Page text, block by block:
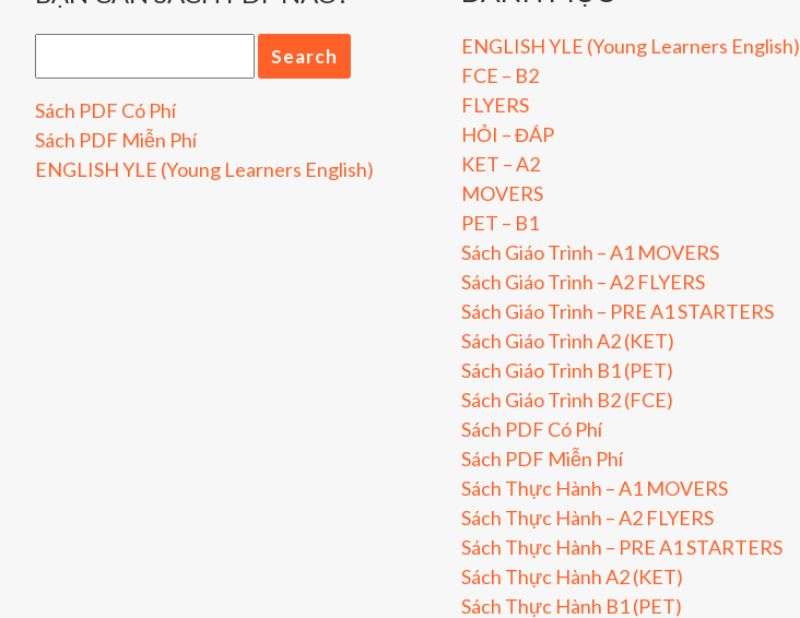
Sách PDF Có Phí
Sách PDF Miễn Phí
ENGLISH YLE (Young Learners English)
ENGLISH YLE (Young Learners English)
FCE – B2
FLYERS
HỎI – ĐÁP
KET – A2
MOVERS
PET – B1
Sách Giáo Trình – A1 MOVERS
Sách Giáo Trình – A2 FLYERS
Sách Giáo Trình – PRE A1 STARTERS
Sách Giáo Trình A2 (KET)
Sách Giáo Trình B1 (PET)
Sách Giáo Trình B2 (FCE)
Sách PDF Có Phí
Sách PDF Miễn Phí
Sách Thực Hành – A1 MOVERS
Sách Thực Hành – A2 FLYERS
Sách Thực Hành – PRE A1 STARTERS
Sách Thực Hành A2 (KET)
Sách Thực Hành B1 (PET)